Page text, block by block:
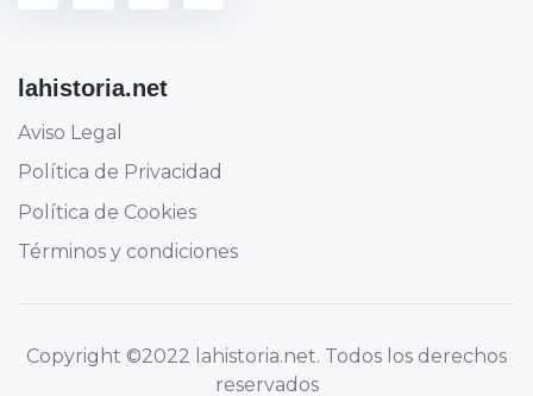
lahistoria.net
Aviso Legal
Política de Privacidad
Política de Cookies
Términos y condiciones
Copyright ©2022 lahistoria.net. Todos los derechos
reservados